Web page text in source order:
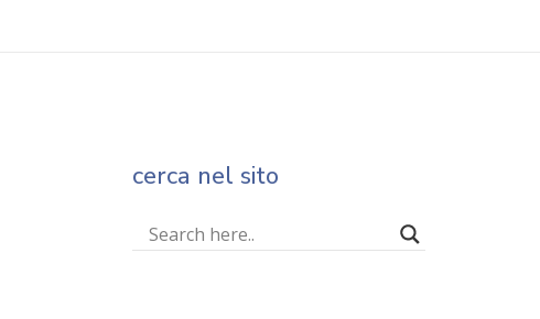
cerca nel sito